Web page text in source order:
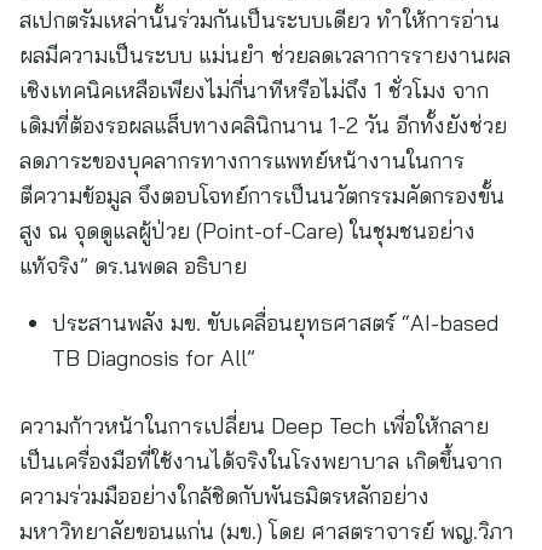
สเปกตรัมเหล่านั้นร่วมกันเป็นระบบเดียว ทำให้การอ่าน
ผลมีความเป็นระบบ แม่นยำ ช่วยลดเวลาการรายงานผล
เชิงเทคนิคเหลือเพียงไม่กี่นาทีหรือไม่ถึง 1 ชั่วโมง จาก
เดิมที่ต้องรอผลแล็บทางคลินิกนาน 1-2 วัน อีกทั้งยังช่วย
ลดภาระของบุคลากรทางการแพทย์หน้างานในการ
ตีความข้อมูล จึงตอบโจทย์การเป็นนวัตกรรมคัดกรองขั้น
สูง ณ จุดดูแลผู้ป่วย (Point-of-Care) ในชุมชนอย่าง
แท้จริง” ดร.นพดล อธิบาย
ประสานพลัง มข. ขับเคลื่อนยุทธศาสตร์ “AI-based
TB Diagnosis for All”
ความก้าวหน้าในการเปลี่ยน Deep Tech เพื่อให้กลาย
เป็นเครื่องมือที่ใช้งานได้จริงในโรงพยาบาล เกิดขึ้นจาก
ความร่วมมืออย่างใกล้ชิดกับพันธมิตรหลักอย่าง
มหาวิทยาลัยขอนแก่น (มข.) โดย ศาสตราจารย์ พญ.วิภา